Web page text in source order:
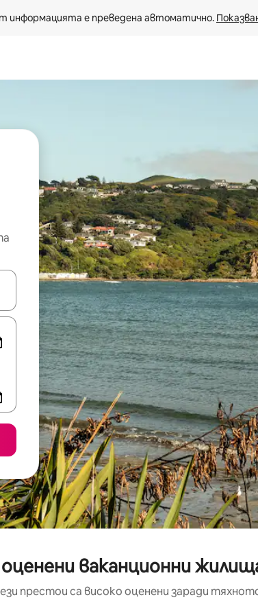
информацията е преведена автоматично.
клавишите със стрелки нагоре и надолу или
ваканционни
престои са високо оценени заради